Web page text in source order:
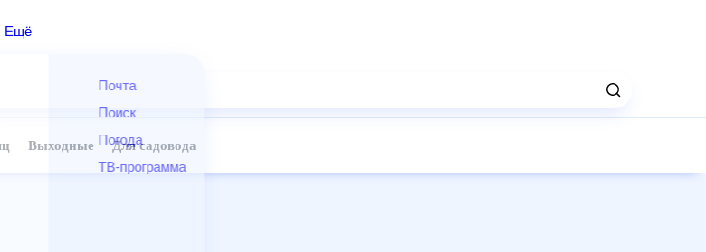
Ещё
Почта
Поиск
Погода
ТВ-программа
Месяц Выходные Для садовода